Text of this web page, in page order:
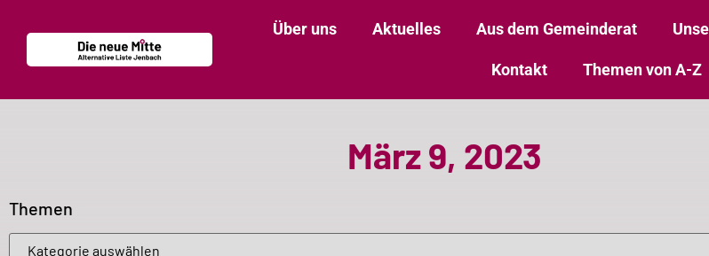
Über uns Aktuelles Aus dem Gemeinderat
Kontakt Themen von A-Z
März 9, 2023
Themen